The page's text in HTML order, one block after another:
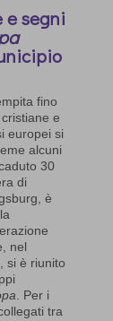
segni
fino
e
europei si
alcuni
30
di
è
nel
si è riunito
. Per i
tra